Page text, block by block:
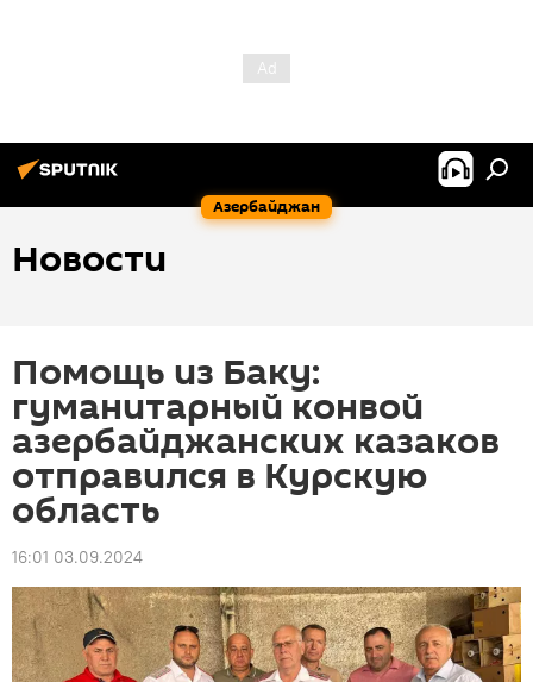
Азербайджан
Новости
Помощь из Баку:
гуманитарный конвой
азербайджанских казаков
отправился в Курскую
область
16:01 03.09.2024